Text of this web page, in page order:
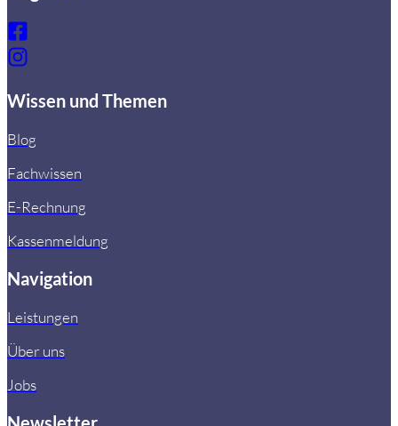
Wissen und Themen
Blog
Fachwissen
E-Rechnung
Kassenmeldung
Navigation
Leistungen
Über uns
Jobs